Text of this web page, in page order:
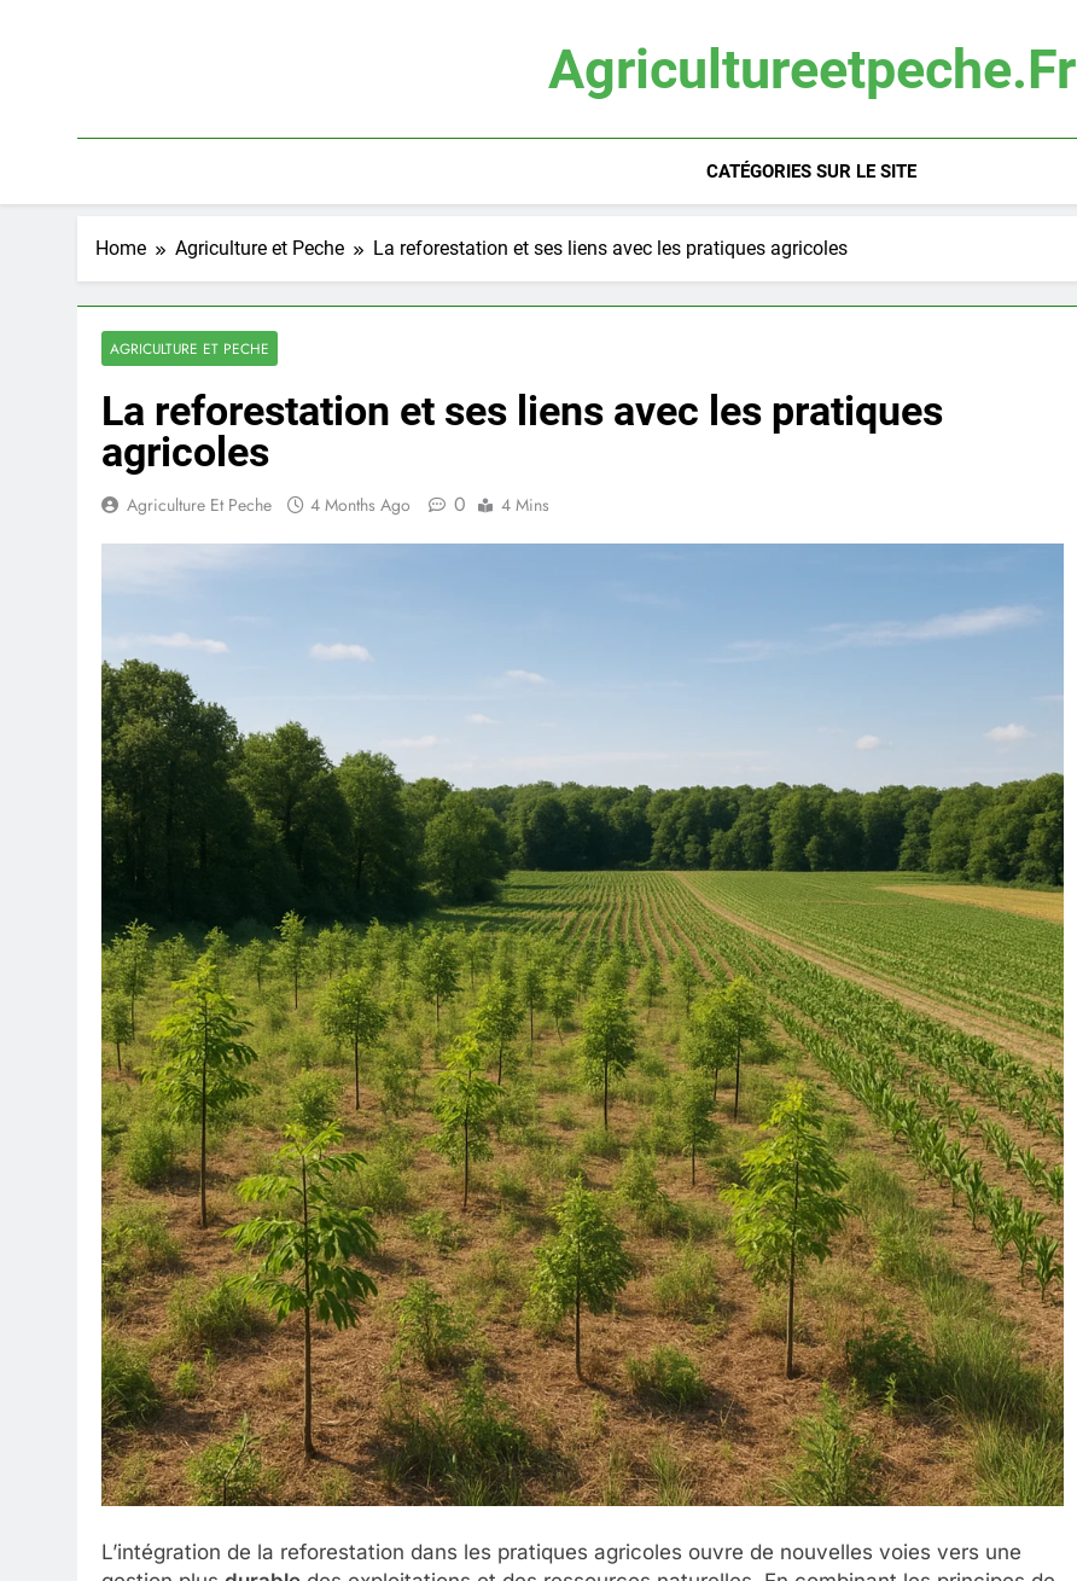
Agricultureetpeche.fr
CATÉGORIES SUR LE SITE
Home Agriculture et Peche La reforestation et ses liens avec les pratiques agricoles
AGRICULTURE ET PECHE
La reforestation et ses liens avec les pratiques
agricoles
Agriculture Et Peche 4 Months Ago 0 4 Mins
L’intégration de la reforestation dans les pratiques agricoles ouvre de nouvelles voies vers une